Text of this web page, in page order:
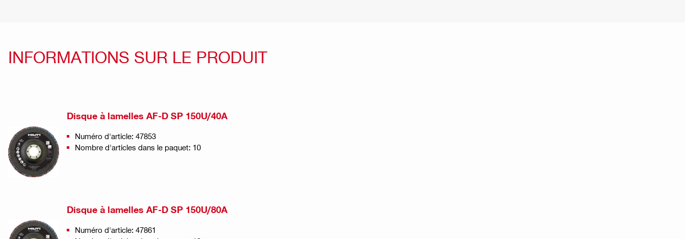
INFORMATIONS SUR LE PRODUIT
Disque à lamelles AF-D SP 150U/40A
Numéro d'article: 47853
Nombre d'articles dans le paquet: 10
Disque à lamelles AF-D SP 150U/80A
Numéro d'article: 47861